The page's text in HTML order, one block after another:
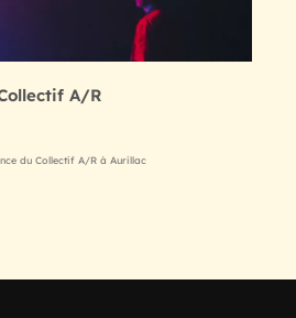
A/R
du Collectif A/R à Aurillac